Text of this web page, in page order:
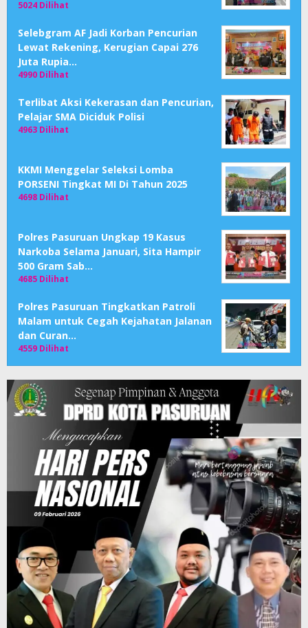
5024 Dilihat
Selebgram AF Jadi Korban Pencurian
Lewat Rekening, Kerugian Capai 276
Juta Rupia…
4990 Dilihat
Terlibat Aksi Kekerasan dan Pencurian,
Pelajar SMA Diciduk Polisi
4963 Dilihat
KKMI Menggelar Seleksi Lomba
PORSENI Tingkat MI Di Tahun 2025
4698 Dilihat
Polres Pasuruan Ungkap 19 Kasus
Narkoba Selama Januari, Sita Hampir
500 Gram Sab…
4685 Dilihat
Polres Pasuruan Tingkatkan Patroli
Malam untuk Cegah Kejahatan Jalanan
dan Curan…
4559 Dilihat